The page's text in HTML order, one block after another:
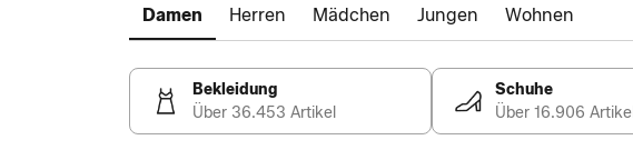
Damen Herren Mädchen Jungen Wohnen
Bekleidung
Über 36.453 Artikel
Schuhe
Über 16.906 Artikel